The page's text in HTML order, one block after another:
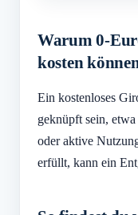
Warum 0-
kosten
Ein kostenloses
geknüpft sein,
oder aktive
erfüllt, kann ein